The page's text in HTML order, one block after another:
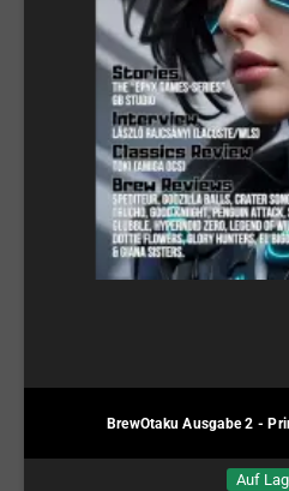
BrewOtaku Ausgabe 2 -
Auf